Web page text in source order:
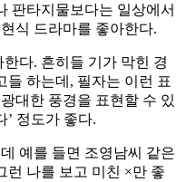
판타지물보다는 일상에서
식 드라마를 좋아한다.
다. 흔히들 기가 막힌 경
들 하는데, 필자는 이런 표
대한 풍경을 표현할 수 있
’ 정도가 좋다.
예를 들면 조영남씨 같은
런 나를 보고 미친 ×만 좋